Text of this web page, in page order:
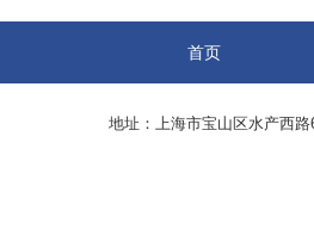
首页
地址：上海市宝山区水产西